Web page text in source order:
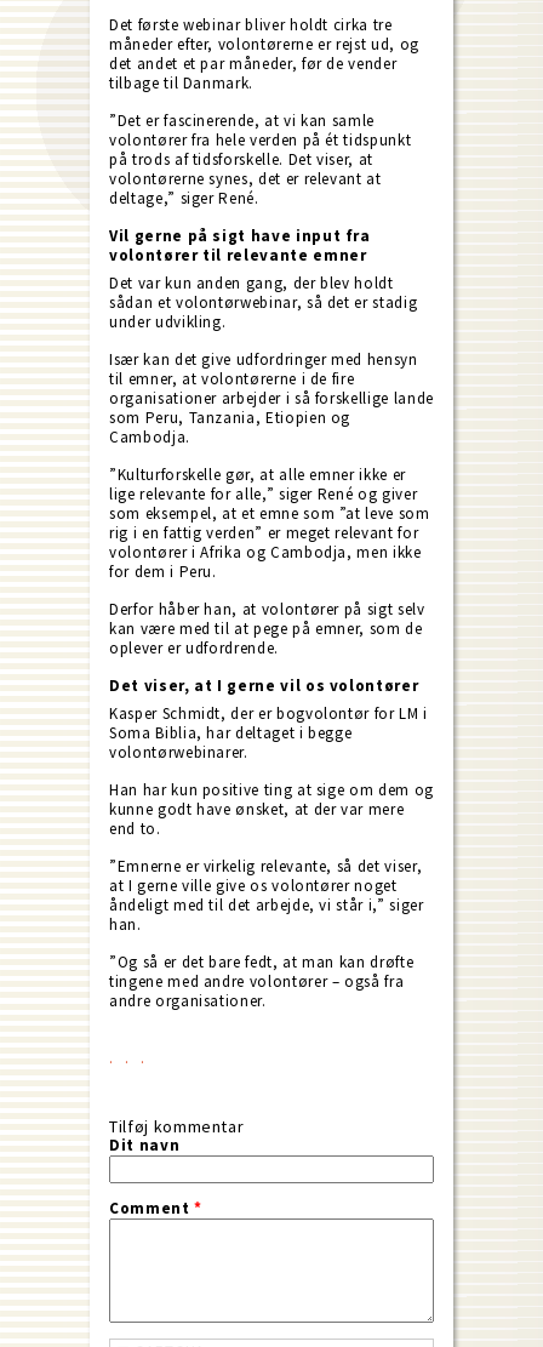
Det første webinar bliver holdt cirka tre
måneder efter, volontørerne er rejst ud, og
det andet et par måneder, før de vender
tilbage til Danmark.
”Det er fascinerende, at vi kan samle
volontører fra hele verden på ét tidspunkt
på trods af tidsforskelle. Det viser, at
volontørerne synes, det er relevant at
deltage,” siger René.
Vil gerne på sigt have input fra
volontører til relevante emner
Det var kun anden gang, der blev holdt
sådan et volontørwebinar, så det er stadig
under udvikling.
Især kan det give udfordringer med hensyn
til emner, at volontørerne i de fire
organisationer arbejder i så forskellige lande
som Peru, Tanzania, Etiopien og
Cambodja.
”Kulturforskelle gør, at alle emner ikke er
lige relevante for alle,” siger René og giver
som eksempel, at et emne som ”at leve som
rig i en fattig verden” er meget relevant for
volontører i Afrika og Cambodja, men ikke
for dem i Peru.
Derfor håber han, at volontører på sigt selv
kan være med til at pege på emner, som de
oplever er udfordrende.
Det viser, at I gerne vil os volontører
Kasper Schmidt, der er bogvolontør for LM i
Soma Biblia, har deltaget i begge
volontørwebinarer.
Han har kun positive ting at sige om dem og
kunne godt have ønsket, at der var mere
end to.
”Emnerne er virkelig relevante, så det viser,
at I gerne ville give os volontører noget
åndeligt med til det arbejde, vi står i,” siger
han.
”Og så er det bare fedt, at man kan drøfte
tingene med andre volontører – også fra
andre organisationer.
Tilføj kommentar
Dit navn
Comment*